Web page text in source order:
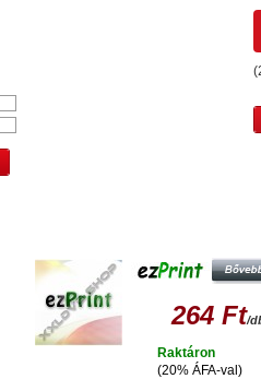
264 Ft/
(20% ÁFA-val)
Raktáron